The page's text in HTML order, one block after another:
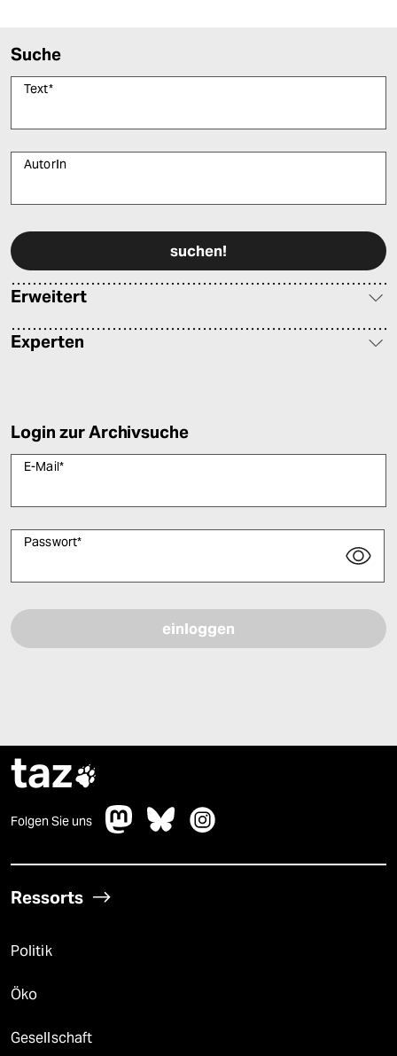
Suche
Text*
AutorIn
Erweitert
Experten
Login zur Archivsuche
E-Mail*
Passwort*
taz
Folgen Sie uns
Ressorts
Politik
Öko
Gesellschaft